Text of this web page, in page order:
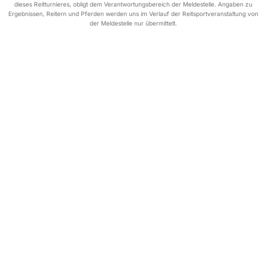
dieses Reitturnieres, obligt dem Verantwortungsbereich der Meldestelle. Angaben zu
Ergebnissen, Reitern und Pferden werden uns im Verlauf der Reitsportveranstaltung von
der Meldestelle nur übermittelt.